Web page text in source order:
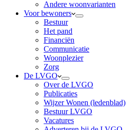
Andere woonvarianten
Voor bewoners
Bestuur
Het pand
Financiën
Communicatie
Woonplezier
Zorg
De LVGO
Over de LVGO
Publicaties
Wijzer Wonen (ledenblad)
Bestuur LVGO
Vacatures